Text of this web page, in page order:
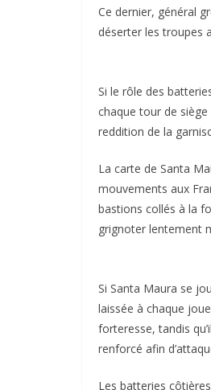
Ce dernier, général
déserter les troupes
Si le rôle des
chaque tour de
reddition de la
La carte de Santa
mouvements aux
bastions collés à la
grignoter lentement
Si Santa Maura se
laissée à chaque
forteresse, tandis
renforcé afin
Les batteries